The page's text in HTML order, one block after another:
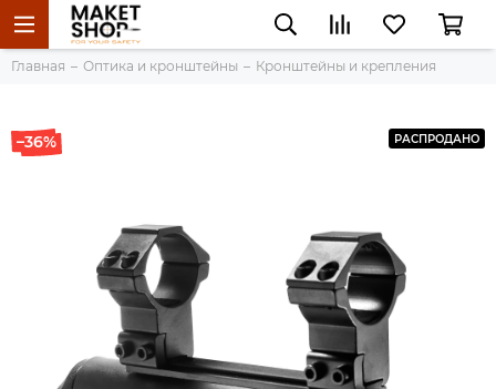
Главная Оптика и кронштейны Кронштейны и крепления
–36% РАСПРОДАНО